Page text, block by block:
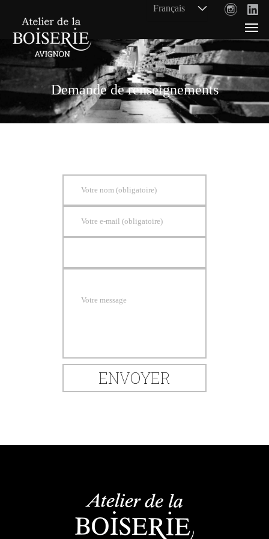
Demande de renseignements
Votre nom (obligatoire)
Votre e-mail (obligatoire)
Votre message